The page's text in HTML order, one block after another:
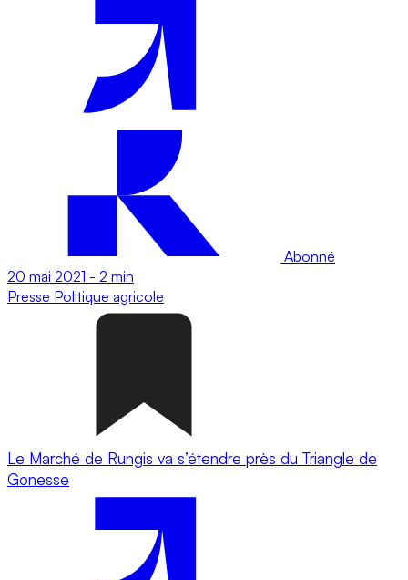
Abonné
20 mai 2021 - 2 min
Presse Politique agricole
Le Marché de Rungis va s’étendre près du Triangle de
Gonesse